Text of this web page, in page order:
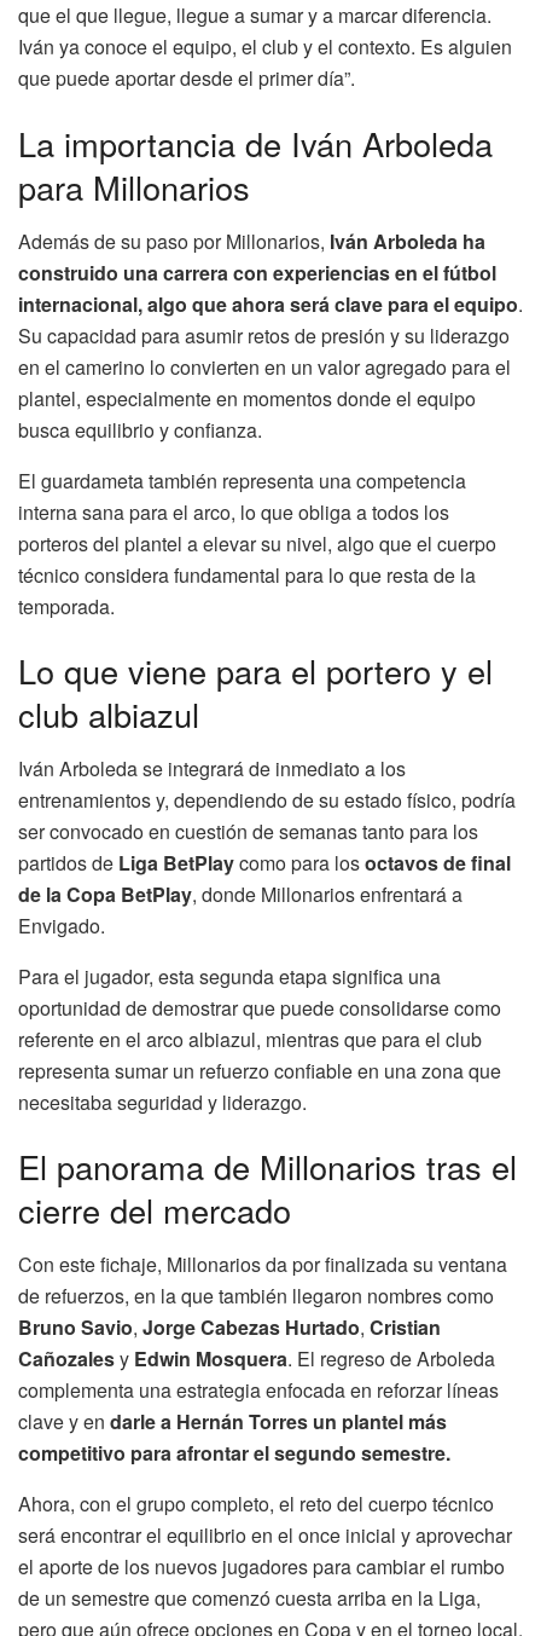
que el que llegue, llegue a sumar y a marcar diferencia.
Iván ya conoce el equipo, el club y el contexto. Es alguien
que puede aportar desde el primer día”.
La importancia de Iván Arboleda
para Millonarios
Además de su paso por Millonarios, Iván Arboleda ha
construido una carrera con experiencias en el fútbol
internacional, algo que ahora será clave para el equipo.
Su capacidad para asumir retos de presión y su liderazgo
en el camerino lo convierten en un valor agregado para el
plantel, especialmente en momentos donde el equipo
busca equilibrio y confianza.
El guardameta también representa una competencia
interna sana para el arco, lo que obliga a todos los
porteros del plantel a elevar su nivel, algo que el cuerpo
técnico considera fundamental para lo que resta de la
temporada.
Lo que viene para el portero y el
club albiazul
Iván Arboleda se integrará de inmediato a los
entrenamientos y, dependiendo de su estado físico, podría
ser convocado en cuestión de semanas tanto para los
partidos de Liga BetPlaycomo para losoctavos de final
de la Copa BetPlay, donde Millonarios enfrentará a
Envigado.
Para el jugador, esta segunda etapa significa una
oportunidad de demostrar que puede consolidarse como
referente en el arco albiazul, mientras que para el club
representa sumar un refuerzo confiable en una zona que
necesitaba seguridad y liderazgo.
El panorama de Millonarios tras el
cierre del mercado
Con este fichaje, Millonarios da por finalizada su ventana
de refuerzos, en la que también llegaron nombres como
Bruno Savio, Jorge Cabezas Hurtado, Cristian
Cañozalesy Edwin Mosquera. El regreso de Arboleda
complementa una estrategia enfocada en reforzar líneas
clave y en darle a Hernán Torres un plantel más
competitivo para afrontar el segundo semestre.
Ahora, con el grupo completo, el reto del cuerpo técnico
será encontrar el equilibrio en el once inicial y aprovechar
el aporte de los nuevos jugadores para cambiar el rumbo
de un semestre que comenzó cuesta arriba en la Liga,
pero que aún ofrece opciones en Copa y en el torneo local.